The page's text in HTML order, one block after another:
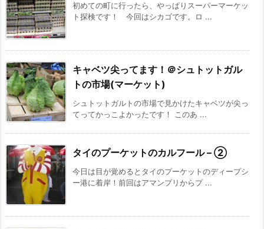
初めての町に行ったら、やっぱりスーパーマーケッ
ト探検です！ 今回はシカゴです。ロ ...
キャベツ尖ってます！＠シュトットガル
トの市場(マーケット)
シュトットガルトの市場で見かけたキャベツが尖っ
てってかっこよかったです！ このあ ...
タイのプーケットのカルフール – ②
今日は目が覚めるとタイのプーケットのディープシ
ー港に着岸！前回はアマンプリからプ ...